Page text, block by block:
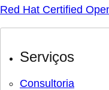
Red Hat Certified
Serviços
Consultoria